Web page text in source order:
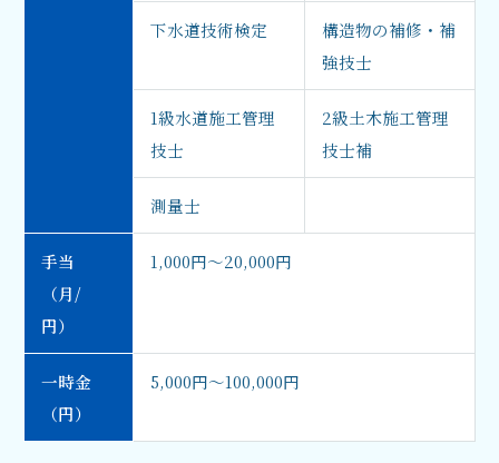
下水道技術検定
構造物の補修・補
強技士
1級水道施工管理
技士
2級土木施工管理
技士補
測量士
手当
（月/
円）
1,000円～20,000円
一時金
（円）
5,000円～100,000円